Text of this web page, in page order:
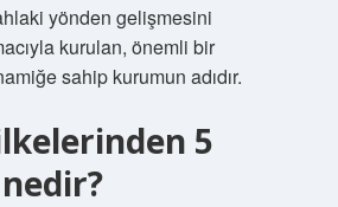
yönden gelişmesini
kurulan, önemli bir
sahip kurumun adıdır.
5